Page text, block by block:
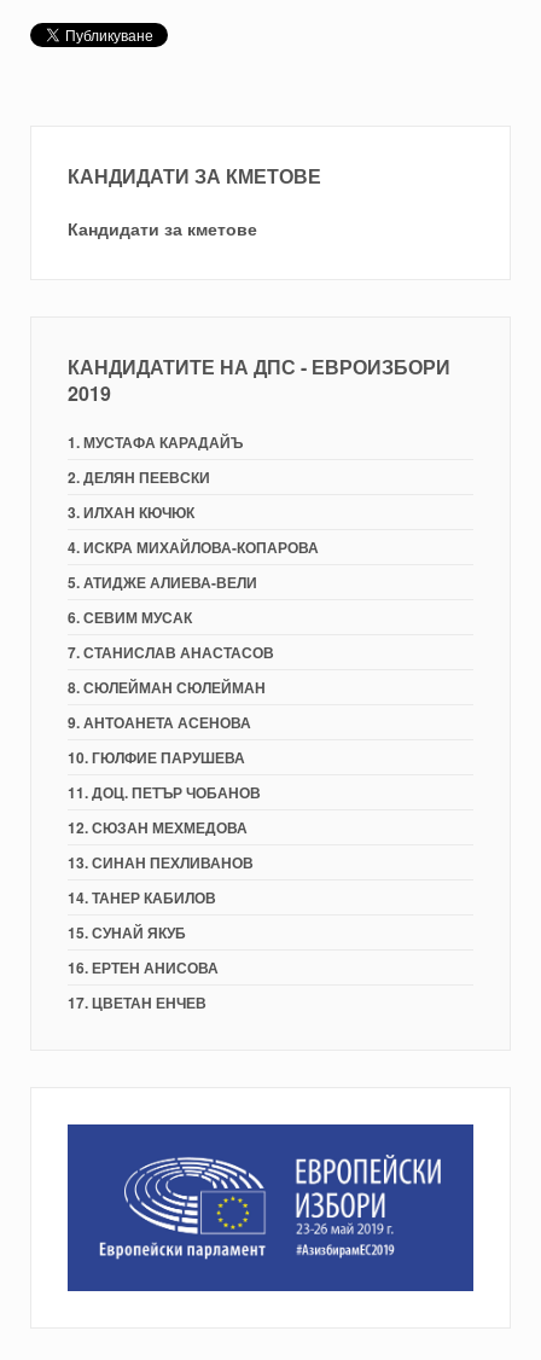
КАНДИДАТИ ЗА КМЕТОВЕ
Кандидати за кметове
КАНДИДАТИТЕ НА ДПС - ЕВРОИЗБОРИ
2019
1. МУСТАФА КАРАДАЙЪ
2. ДЕЛЯН ПЕЕВСКИ
3. ИЛХАН КЮЧЮК
4. ИСКРА МИХАЙЛОВА-КОПАРОВА
5. АТИДЖЕ АЛИЕВА-ВЕЛИ
6. СЕВИМ МУСАК
7. СТАНИСЛАВ АНАСТАСОВ
8. СЮЛЕЙМАН СЮЛЕЙМАН
9. АНТОАНЕТА АСЕНОВА
10. ГЮЛФИЕ ПАРУШЕВА
11. ДОЦ. ПЕТЪР ЧОБАНОВ
12. СЮЗАН МЕХМЕДОВА
13. СИНАН ПЕХЛИВАНОВ
14. ТАНЕР КАБИЛОВ
15. СУНАЙ ЯКУБ
16. ЕРТЕН АНИСОВА
17. ЦВЕТАН ЕНЧЕВ